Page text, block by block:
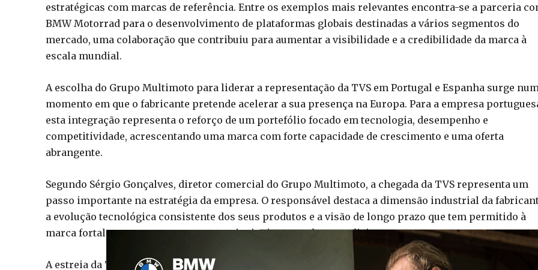
estratégicas com marcas de referência. Entre os exemplos mais relevantes encontra-se a parceria
BMW Motorrad para o desenvolvimento de plataformas globais destinadas a vários segmentos do
mercado, uma colaboração que contribuiu para aumentar a visibilidade e a credibilidade da marca à
escala mundial.
A escolha do Grupo Multimoto para liderar a representação da TVS em Portugal e Espanha surge
momento em que o fabricante pretende acelerar a sua presença na Europa. Para a empresa
esta integração representa o reforço de um portefólio focado em tecnologia, desempenho e
competitividade, acrescentando uma marca com forte capacidade de crescimento e uma oferta
abrangente.
Segundo Sérgio Gonçalves, diretor comercial do Grupo Multimoto, a chegada da TVS representa um
passo importante na estratégia da empresa. O responsável destaca a dimensão industrial da
a evolução tecnológica consistente dos seus produtos e a visão de longo prazo que tem permitido à
marca fortalecer a sua presença nos principais mercados mundiais.
A estreia da TVS na Península Ibérica será acompanhada por uma gama diversificada, capaz de